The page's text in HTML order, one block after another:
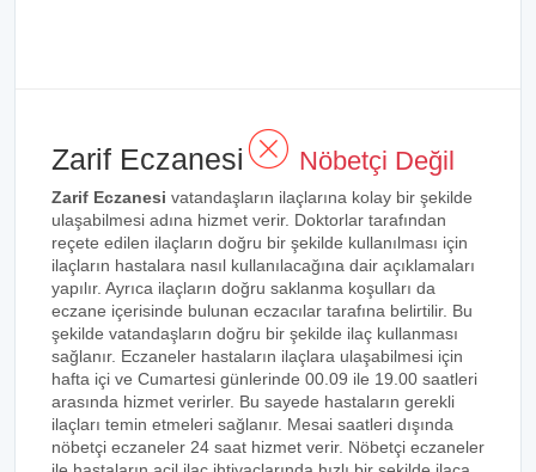
Zarif Eczanesi Nöbetçi Değil
Zarif Eczanesi vatandaşların ilaçlarına kolay bir şekilde
ulaşabilmesi adına hizmet verir. Doktorlar tarafından
reçete edilen ilaçların doğru bir şekilde kullanılması için
ilaçların hastalara nasıl kullanılacağına dair açıklamaları
yapılır. Ayrıca ilaçların doğru saklanma koşulları da
eczane içerisinde bulunan eczacılar tarafına belirtilir. Bu
şekilde vatandaşların doğru bir şekilde ilaç kullanması
sağlanır. Eczaneler hastaların ilaçlara ulaşabilmesi için
hafta içi ve Cumartesi günlerinde 00.09 ile 19.00 saatleri
arasında hizmet verirler. Bu sayede hastaların gerekli
ilaçları temin etmeleri sağlanır. Mesai saatleri dışında
nöbetçi eczaneler 24 saat hizmet verir. Nöbetçi eczaneler